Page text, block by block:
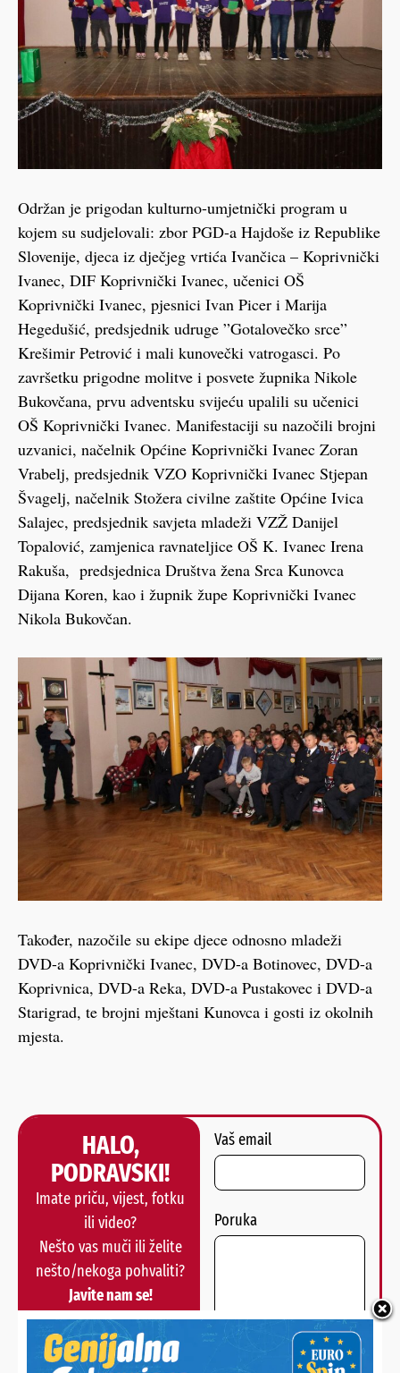
Održan je prigodan kulturno-umjetnički program u
kojem su sudjelovali: zbor PGD-a Hajdoše iz Republike
Slovenije, djeca iz dječjeg vrtića Ivančica – Koprivnički
Ivanec, DIF Koprivnički Ivanec, učenici OŠ
Koprivnički Ivanec, pjesnici Ivan Picer i Marija
Hegedušić, predsjednik udruge ”Gotalovečko srce”
Krešimir Petrović i mali kunovečki vatrogasci. Po
završetku prigodne molitve i posvete župnika Nikole
Bukovčana, prvu adventsku svijeću upalili su učenici
OŠ Koprivnički Ivanec. Manifestaciji su nazočili brojni
uzvanici, načelnik Općine Koprivnički Ivanec Zoran
Vrabelj, predsjednik VZO Koprivnički Ivanec Stjepan
Švagelj, načelnik Stožera civilne zaštite Općine Ivica
Salajec, predsjednik savjeta mladeži VZŽ Danijel
Topalović, zamjenica ravnateljice OŠ K. Ivanec Irena
Rakuša, predsjednica Društva žena Srca Kunovca
Dijana Koren, kao i župnik župe Koprivnički Ivanec
Nikola Bukovčan.
Također, nazočile su ekipe djece odnosno mladeži
DVD-a Koprivnički Ivanec, DVD-a Botinovec, DVD-a
Koprivnica, DVD-a Reka, DVD-a Pustakovec i DVD-a
Starigrad, te brojni mještani Kunovca i gosti iz okolnih
mjesta.
HALO,
PODRAVSKI!
Imate priču, vijest, fotku
ili video?
Nešto vas muči ili želite
nešto/nekoga pohvaliti?
Javite nam se!
Vaš email
Poruka
POŠALJI